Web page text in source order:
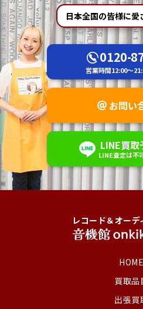
日本全国の皆様に愛
0120-
営業時間12:00～
お問い
LINE買取
LINE査定は不
レコード＆オーデ
HOME
買取品
出張買